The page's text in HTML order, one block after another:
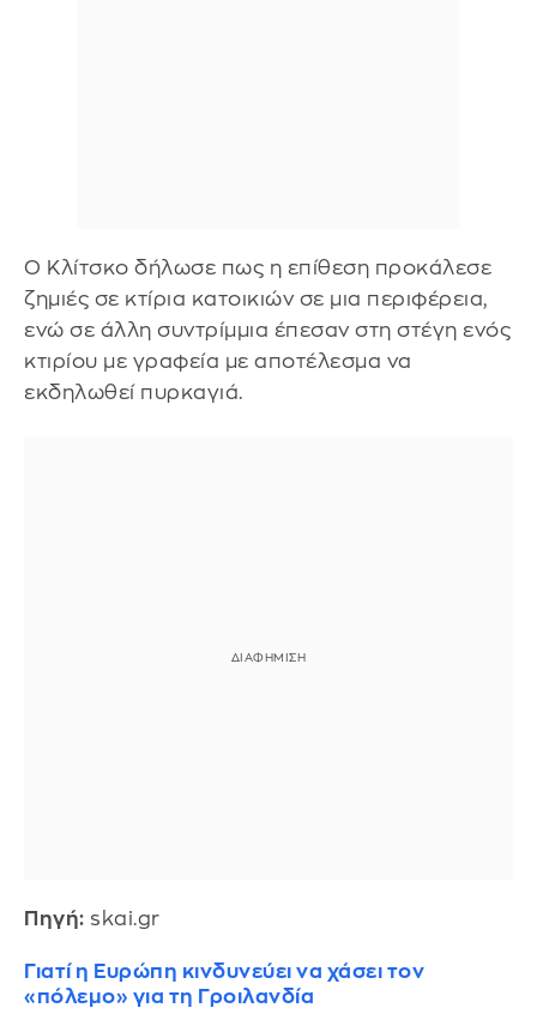
Ο Κλίτσκο δήλωσε πως η επίθεση προκάλεσε
ζημιές σε κτίρια κατοικιών σε μια περιφέρεια,
ενώ σε άλλη συντρίμμια έπεσαν στη στέγη ενός
κτιρίου με γραφεία με αποτέλεσμα να
εκδηλωθεί πυρκαγιά.
Πηγή: skai.gr
Γιατί η Ευρώπη κινδυνεύει να χάσει τον
«πόλεμο» για τη Γροιλανδία